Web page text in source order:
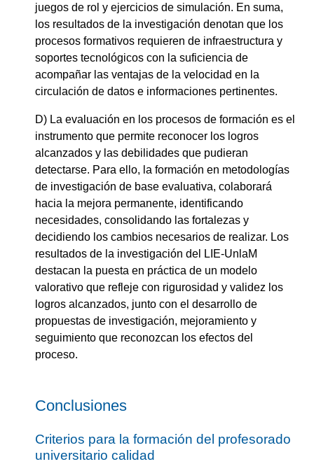
juegos de rol y ejercicios de simulación. En suma,
los resultados de la investigación denotan que los
procesos formativos requieren de infraestructura y
soportes tecnológicos con la suficiencia de
acompañar las ventajas de la velocidad en la
circulación de datos e informaciones pertinentes.
D) La evaluación en los procesos de formación es el
instrumento que permite reconocer los logros
alcanzados y las debilidades que pudieran
detectarse. Para ello, la formación en metodologías
de investigación de base evaluativa, colaborará
hacia la mejora permanente, identificando
necesidades, consolidando las fortalezas y
decidiendo los cambios necesarios de realizar. Los
resultados de la investigación del LIE-UnlaM
destacan la puesta en práctica de un modelo
valorativo que refleje con rigurosidad y validez los
logros alcanzados, junto con el desarrollo de
propuestas de investigación, mejoramiento y
seguimiento que reconozcan los efectos del
proceso.
Conclusiones
Criterios para la formación del profesorado
universitario calidad